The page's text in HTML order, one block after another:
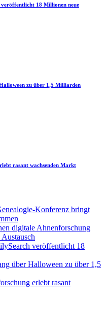
18 Millionen neue
zu über 1,5 Milliarden
rasant wachsenden Markt
Konferenz bringt
digitale Ahnenforschung
veröffentlicht 18
über Halloween zu über 1,5
erlebt rasant